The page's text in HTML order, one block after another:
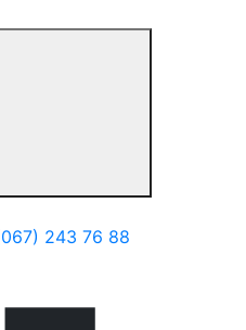
243 76 88